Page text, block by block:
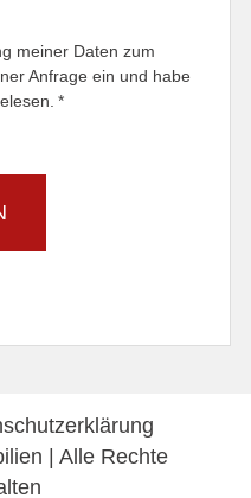
meiner Daten zum
Anfrage ein und habe
*
| Alle Rechte